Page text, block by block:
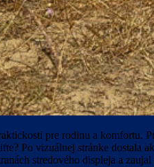
pre rodinu a komfortu.
Po vizuálnej stránke dostala
stredového displeja a